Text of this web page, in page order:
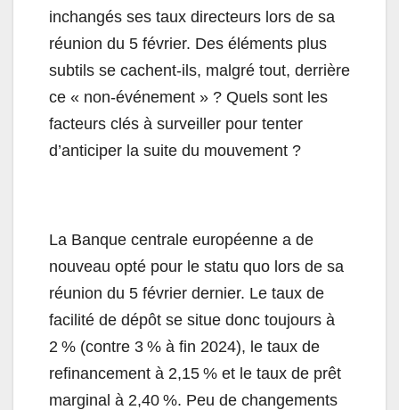
inchangés ses taux directeurs lors de sa
réunion du 5 février. Des éléments plus
subtils se cachent-ils, malgré tout, derrière
ce « non-événement » ? Quels sont les
facteurs clés à surveiller pour tenter
d’anticiper la suite du mouvement ?
La Banque centrale européenne a de
nouveau opté pour le statu quo lors de sa
réunion du 5 février dernier. Le taux de
facilité de dépôt se situe donc toujours à
2 % (contre 3 % à fin 2024), le taux de
refinancement à 2,15 % et le taux de prêt
marginal à 2,40 %. Peu de changements